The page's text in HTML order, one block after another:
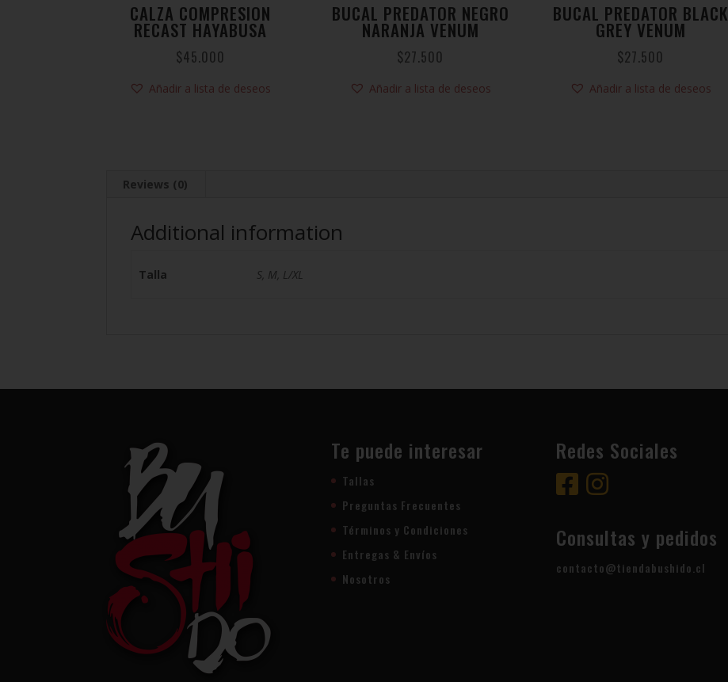
CALZA COMPRESION
RECAST HAYABUSA
$45.000
Añadir a lista de deseos
BUCAL PREDATOR NEGRO
NARANJA VENUM
$27.500
Añadir a lista de deseos
BUCAL PREDATOR BLACK
GREY VENUM
$27.500
Añadir a lista de deseos
Reviews (0)
Additional information
Talla S, M, L/XL
Te puede interesar
Tallas
Preguntas Frecuentes
Términos y Condiciones
Entregas & Envíos
Nosotros
Redes Sociales
Consultas y pedidos
contacto@tiendabushido.cl